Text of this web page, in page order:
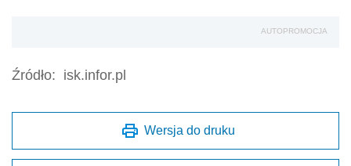
AUTOPROMOCJA
Źródło: isk.infor.pl
Wersja do druku